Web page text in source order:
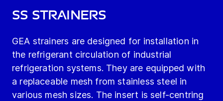
SS Strainers
GEA strainers are designed for installation in
the refrigerant circulation of industrial
refrigeration systems. They are equipped with
a replaceable mesh from stainless steel in
various mesh sizes. The insert is self-centring